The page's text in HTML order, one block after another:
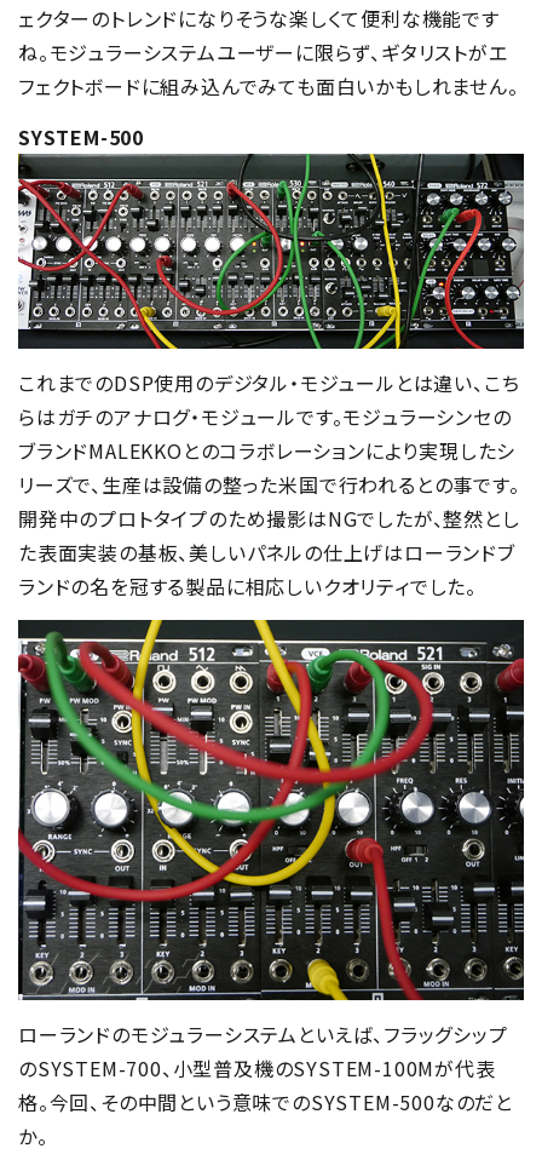
ェクターのトレンドになりそうな楽しくて便利な機能です
ね。モジュラーシステムユーザーに限らず、ギタリストがエ
フェクトボードに組み込んでみても面白いかもしれません。
SYSTEM-500
これまでのDSP使用のデジタル・モジュールとは違い、こち
らはガチのアナログ・モジュールです。モジュラーシンセの
ブランドMALEKKOとのコラボレーションにより実現したシ
リーズで、生産は設備の整った米国で行われるとの事です。
開発中のプロトタイプのため撮影はNGでしたが、整然とし
た表面実装の基板、美しいパネルの仕上げはローランドブ
ランドの名を冠する製品に相応しいクオリティでした。
ローランドのモジュラーシステムといえば、フラッグシップ
のSYSTEM-700、小型普及機のSYSTEM-100Mが代表
格。今回、その中間という意味でのSYSTEM-500なのだと
か。